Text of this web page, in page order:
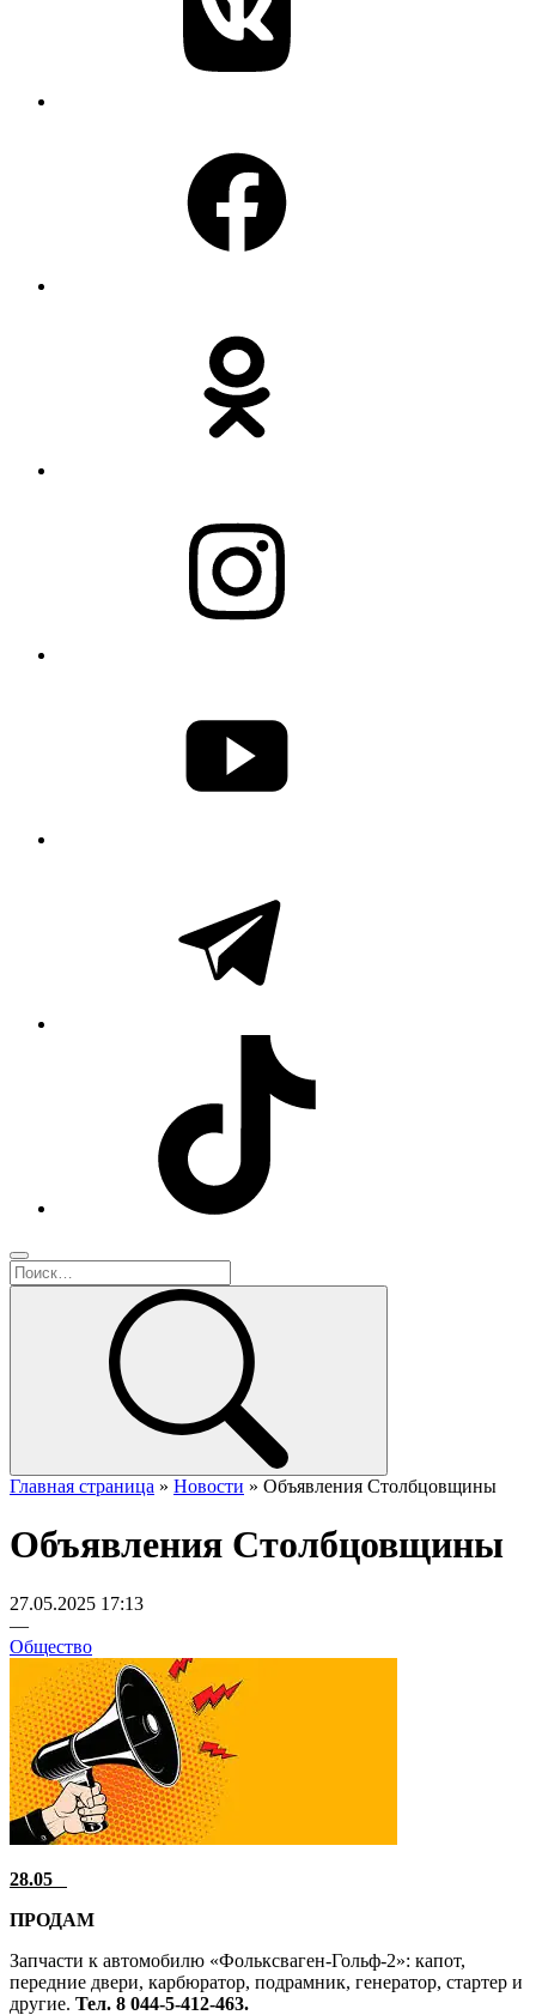
Главная страница » Новости » Объявления Столбцовщины
Объявления Столбцовщины
27.05.2025 17:13
—
Общество
28.05
ПРОДАМ
Запчасти к автомобилю «Фольксваген-Гольф-2»: капот,
передние двери, карбюратор, подрамник, генератор, стартер и
другие. Тел. 8 044-5-412-463.